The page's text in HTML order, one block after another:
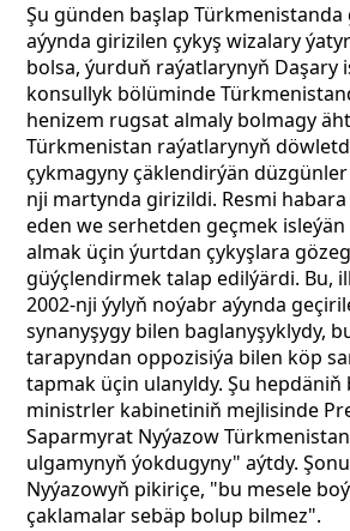
Şu günden başlap
aýynda girizilen çykyş wizalary
bolsa, ýurduň raýatlarynyň Daşary
konsullyk bölüminde
henizem rugsat almaly bolmagy
Türkmenistan raýatlarynyň
çykmagyny çäklendirýän düzgünler
nji martynda girizildi. Resmi
eden we serhetden geçmek
almak üçin ýurtdan çykyşlara
güýçlendirmek talap edilýärdi. Bu,
2002-nji ýylyň noýabr aýynda
synanyşygy bilen baglanyşyklydy,
tarapyndan oppozisiýa bilen köp
tapmak üçin ulanyldy. Şu hepdäniň
ministrler kabinetiniň mejlisinde
Saparmyrat Nyýazow
ulgamynyň ýokdugyny" aýtdy.
Nyýazowyň pikiriçe, "bu mesele
çaklamalar sebäp bolup bilmez".